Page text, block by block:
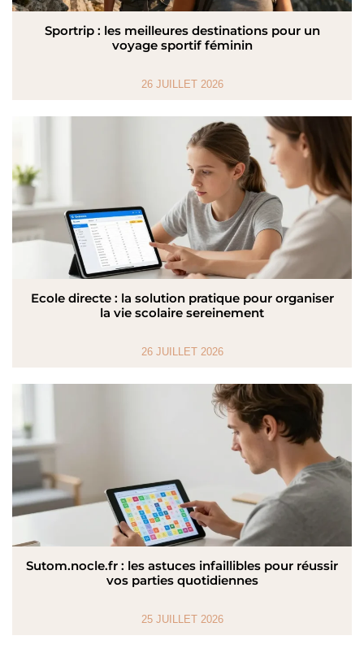
Sportrip : les meilleures destinations pour un
voyage sportif féminin
26 JUILLET 2026
Ecole directe : la solution pratique pour organiser
la vie scolaire sereinement
26 JUILLET 2026
Sutom.nocle.fr : les astuces infaillibles pour réussir
vos parties quotidiennes
25 JUILLET 2026